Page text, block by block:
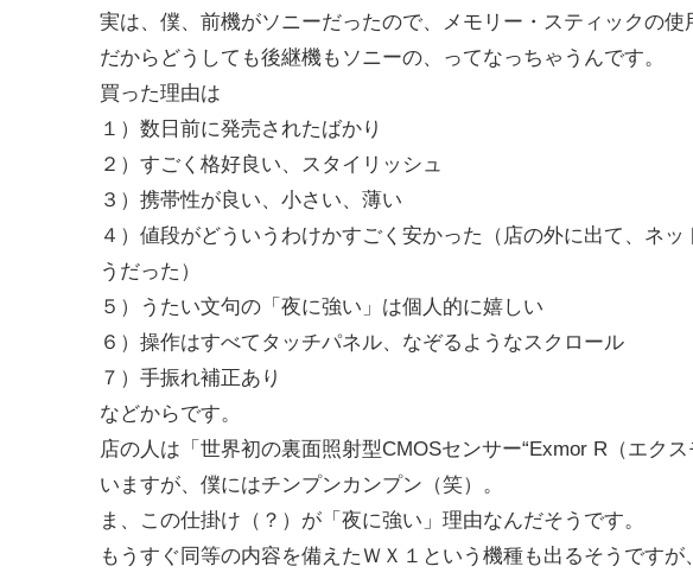
実は、僕、前機がソニーだったので、メモリー・スティックの使
だからどうしても後継機もソニーの、ってなっちゃうんです。
買った理由は
１）数日前に発売されたばかり
２）すごく格好良い、スタイリッシュ
３）携帯性が良い、小さい、薄い
４）値段がどういうわけかすごく安かった（店の外に出て、ネ
うだった）
５）うたい文句の「夜に強い」は個人的に嬉しい
６）操作はすべてタッチパネル、なぞるようなスクロール
７）手振れ補正あり
などからです。
店の人は「世界初の裏面照射型CMOSセンサー“Exmor R（エク
いますが、僕にはチンプンカンプン（笑）。
ま、この仕掛け（？）が「夜に強い」理由なんだそうです。
もうすぐ同等の内容を備えたＷＸ１という機種も出るそうです